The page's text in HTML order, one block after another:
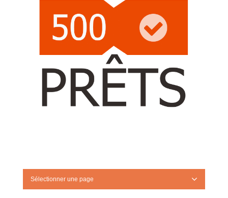
Sélectionner une page